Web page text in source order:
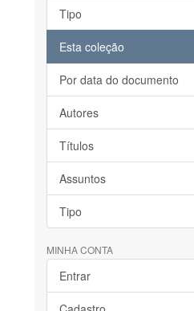
Tipo
Esta coleção
Por data do documento
Autores
Títulos
Assuntos
Tipo
MINHA CONTA
Entrar